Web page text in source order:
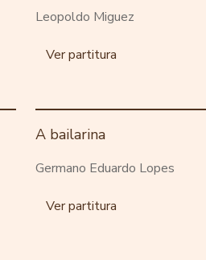
Leopoldo Miguez
Ver partitura
A bailarina
Germano Eduardo Lopes
Ver partitura